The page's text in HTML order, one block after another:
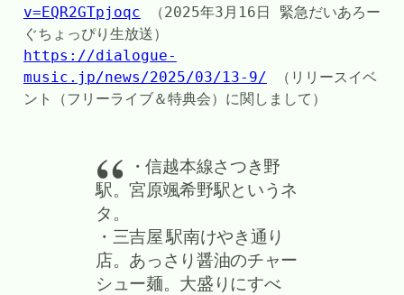
v=EQR2GTpjoqc （2025年3月16日 緊急だいあろー
ぐちょっぴり生放送）
https://dialogue-
music.jp/news/2025/03/13-9/ （リリースイベ
ント（フリーライブ＆特典会）に関しまして）
・信越本線さつき野
駅。宮原颯希野駅というネ
タ。
・三吉屋 駅南けやき通り
店。あっさり醤油のチャー
シュー麺。大盛りにすべ